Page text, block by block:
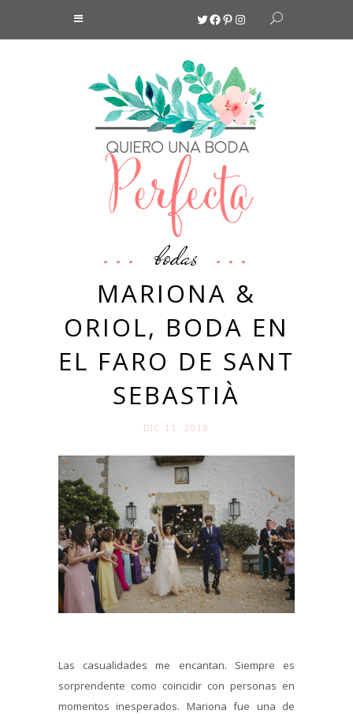
Twitter
Facebook
Pinterest
Instagram
bodas
MARIONA &
ORIOL, BODA EN
EL FARO DE SANT
SEBASTIÀ
DIC 11. 2018
Las casualidades me encantan. Siempre es
sorprendente como coincidir con personas en
momentos inesperados. Mariona fue una de